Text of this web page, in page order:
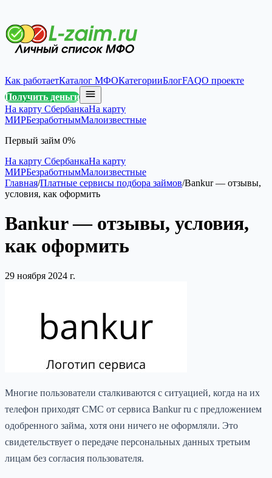
Как работаетКаталог МФОКатегорииБлогFAQО проекте
Получить деньги
На карту СбербанкаНа карту
МИРБезработнымМалоизвестные
Первый займ 0%
На карту СбербанкаНа карту
МИРБезработнымМалоизвестные
Главная/Платные сервисы подбора займов/Bankur — отзывы,
условия, как оформить
Bankur — отзывы, условия,
как оформить
29 ноября 2024 г.
Многие пользователи сталкиваются с ситуацией, когда на их
телефон приходят СМС от сервиса Bankur ru с предложением
одобренного займа, хотя они ничего не оформляли. Это
свидетельствует о передаче персональных данных третьим
лицам без согласия пользователя.